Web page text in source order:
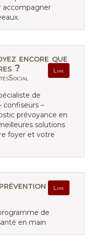
accompagner
encore que
?
Lire
de
confiseurs –
prévoyance en
solutions
foyer et votre
Lire
de
en main